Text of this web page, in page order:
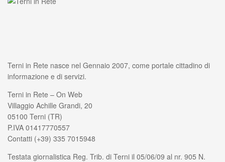
Terni in Rete nasce nel Gennaio 2007, come portale cittadino di
informazione e di servizi.
Terni in Rete – On Web
Villaggio Achille Grandi, 20
05100 Terni (TR)
P.IVA 01417770557
Contatti (+39) 335 7015948
Testata giornalistica Reg. Trib. di Terni il 05/06/09 al nr. 905 N.